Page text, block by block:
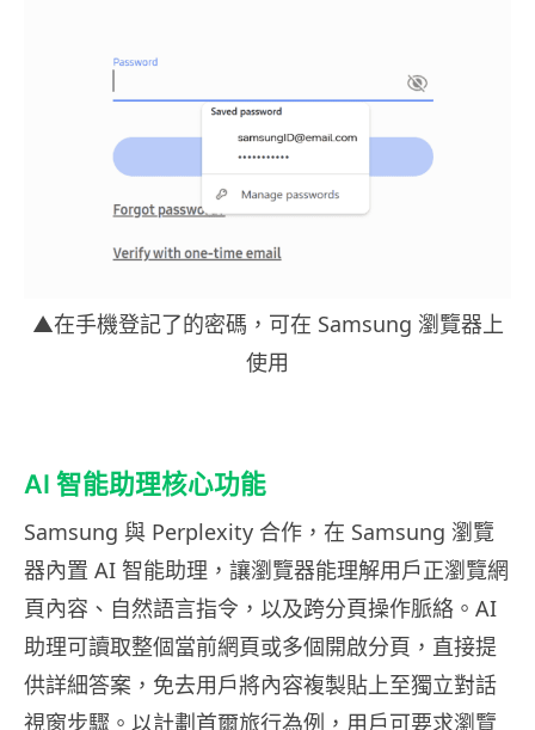
▲在手機登記了的密碼，可在 Samsung 瀏覽器上
使用
AI 智能助理核心功能
Samsung 與 Perplexity 合作，在 Samsung 瀏覽
器內置 AI 智能助理，讓瀏覽器能理解用戶正瀏覽網
頁內容、自然語言指令，以及跨分頁操作脈絡。AI
助理可讀取整個當前網頁或多個開啟分頁，直接提
供詳細答案，免去用戶將內容複製貼上至獨立對話
視窗步驟。以計劃首爾旅行為例，用戶可要求瀏覽